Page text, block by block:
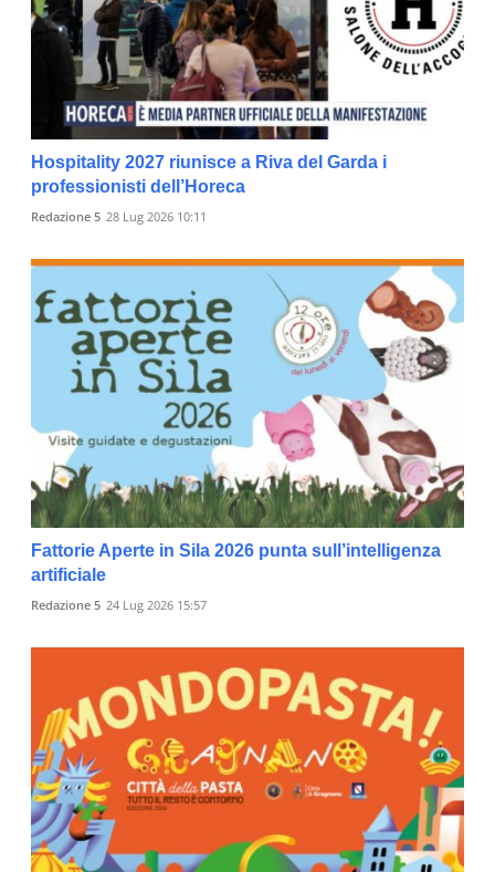
Hospitality 2027 riunisce a Riva del Garda i
professionisti dell’Horeca
Redazione 5 28 Lug 2026 10:11
Fattorie Aperte in Sila 2026 punta sull’intelligenza
artificiale
Redazione 5 24 Lug 2026 15:57